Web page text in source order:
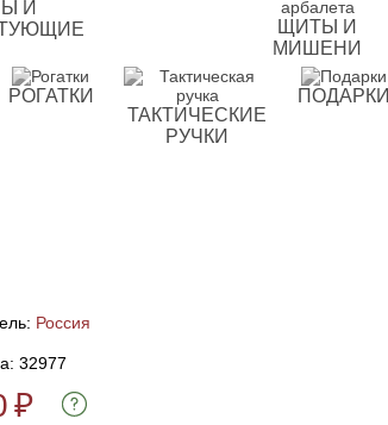
И
ЩИТЫ И
МИШЕНИ
РОГАТКИ
ТАКТИЧЕСКИЕ
РУЧКИ
ПОДАРКИ
Россия
32977
₽